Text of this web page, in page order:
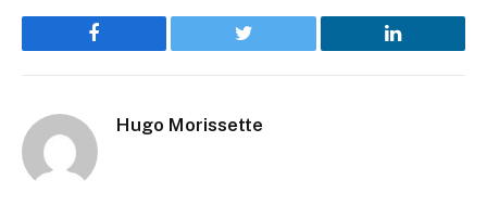
Facebook Twitter LinkedIn
Hugo Morissette